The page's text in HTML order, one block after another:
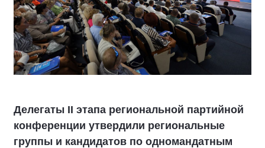
Делегаты II этапа региональной партийной
конференции утвердили региональные
группы и кандидатов по одномандатным